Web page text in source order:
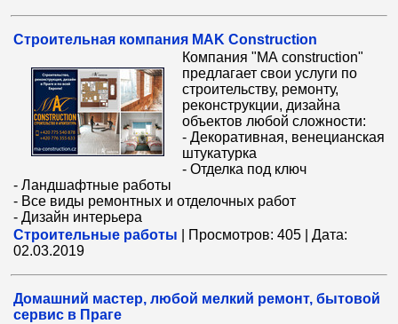
Cтроительная компания MAK Construction
Компания "МА construction"
предлагает свои услуги по
строительству, ремонту,
реконструкции, дизайна
объектов любой сложности:
- Декоративная, венецианская
штукатурка
- Отделка под ключ
- Ландшафтные работы
- Все виды ремонтных и отделочных работ
- Дизайн интерьера
Строительные работы
Просмотров: 405
Дата:
02.03.2019
Домашний мастер, любой мелкий ремонт, бытовой
сервис в Праге